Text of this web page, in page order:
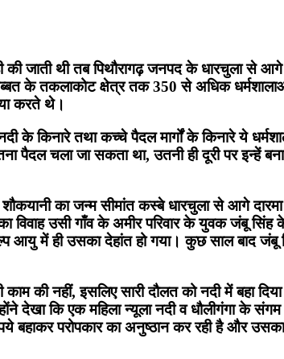
जाती थी तब पिथौरागढ़ जनपद के धारचुला से आगे
के तकलाकोट क्षेत्र तक 350 से अधिक
करते थे।
के किनारे तथा कच्चे पैदल मार्गों के किनारे ये
पैदल चला जा सकता था, उतनी ही दूरी पर इन्हें
का जन्म सीमांत कस्बे धारचुला से आगे
उसी गाँव के अमीर परिवार के युवक जंबू सिंह
में ही उसका देहांत हो गया। कुछ साल बाद जंबू
की नहीं, इसलिए सारी दौलत को नदी में बहा
कि एक महिला न्यूला नदी व धौलीगंगा के संगम
बहाकर परोपकार का अनुष्ठान कर रही है और